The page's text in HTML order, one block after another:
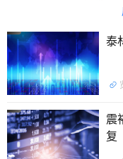
据了解，2025年
济和信息化厅等部门联
装备、节能环保与新
等多个领域。
泰
震
复